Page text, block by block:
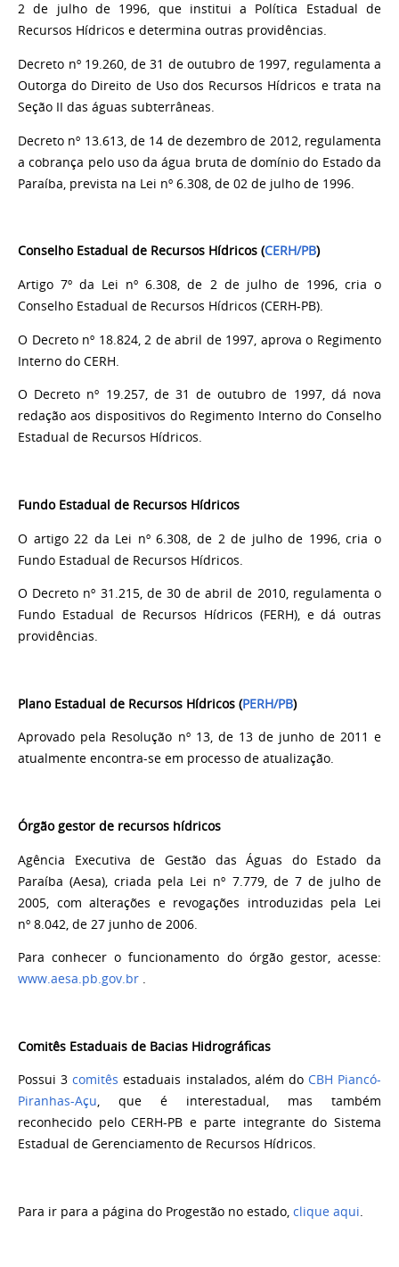
2 de julho de 1996, que institui a Política Estadual de
Recursos Hídricos e determina outras providências.
Decreto nº 19.260, de 31 de outubro de 1997, regulamenta a
Outorga do Direito de Uso dos Recursos Hídricos e trata na
Seção II das águas subterrâneas.
Decreto nº 13.613, de 14 de dezembro de 2012, regulamenta
a cobrança pelo uso da água bruta de domínio do Estado da
Paraíba, prevista na Lei nº 6.308, de 02 de julho de 1996.
Conselho Estadual de Recursos Hídricos (CERH/PB)
Artigo 7º da Lei nº 6.308, de 2 de julho de 1996, cria o
Conselho Estadual de Recursos Hídricos (CERH-PB).
O Decreto nº 18.824, 2 de abril de 1997, aprova o Regimento
Interno do CERH.
O Decreto nº 19.257, de 31 de outubro de 1997, dá nova
redação aos dispositivos do Regimento Interno do Conselho
Estadual de Recursos Hídricos.
Fundo Estadual de Recursos Hídricos
O artigo 22 da Lei nº 6.308, de 2 de julho de 1996, cria o
Fundo Estadual de Recursos Hídricos.
O Decreto nº 31.215, de 30 de abril de 2010, regulamenta o
Fundo Estadual de Recursos Hídricos (FERH), e dá outras
providências.
Plano Estadual de Recursos Hídricos (PERH/PB)
Aprovado pela Resolução nº 13, de 13 de junho de 2011 e
atualmente encontra-se em processo de atualização.
Órgão gestor de recursos hídricos
Agência Executiva de Gestão das Águas do Estado da
Paraíba (Aesa), criada pela Lei nº 7.779, de 7 de julho de
2005, com alterações e revogações introduzidas pela Lei
nº 8.042, de 27 junho de 2006.
Para conhecer o funcionamento do órgão gestor, acesse:
www.aesa.pb.gov.br .
Comitês Estaduais de Bacias Hidrográficas
Possui 3comitês estaduais instalados, além do CBH Piancó-
Piranhas-Açu, que é interestadual, mas também
reconhecido pelo CERH-PB e parte integrante do Sistema
Estadual de Gerenciamento de Recursos Hídricos.
Para ir para a página do Progestão no estado, clique aqui.